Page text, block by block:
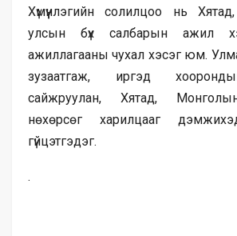
Хүмүүнлэгийн солилцоо нь
улсын бүх салбарын ажил
ажиллагааны чухал хэсэг юм.
зузаатгаж, иргэд
сайжруулан, Хятад,
нөхөрсөг харилцааг
гүйцэтгэдэг.
.